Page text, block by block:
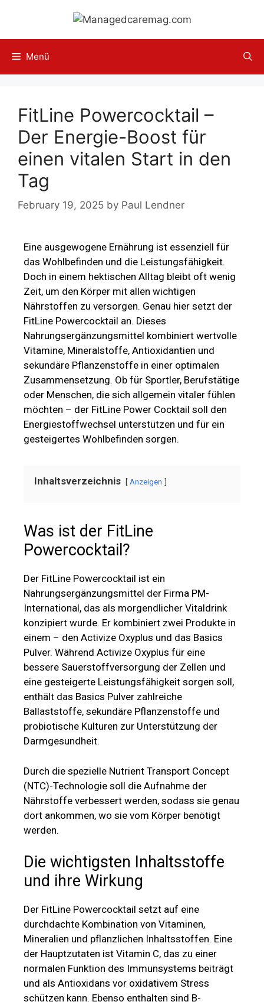
Menü
FitLine Powercocktail –
Der Energie-Boost für
einen vitalen Start in den
Tag
February 19, 2025 by Paul Lendner
Eine ausgewogene Ernährung ist essenziell für
das Wohlbefinden und die Leistungsfähigkeit.
Doch in einem hektischen Alltag bleibt oft wenig
Zeit, um den Körper mit allen wichtigen
Nährstoffen zu versorgen. Genau hier setzt der
FitLine Powercocktail an. Dieses
Nahrungsergänzungsmittel kombiniert wertvolle
Vitamine, Mineralstoffe, Antioxidantien und
sekundäre Pflanzenstoffe in einer optimalen
Zusammensetzung. Ob für Sportler, Berufstätige
oder Menschen, die sich allgemein vitaler fühlen
möchten – der FitLine Power Cocktail soll den
Energiestoffwechsel unterstützen und für ein
gesteigertes Wohlbefinden sorgen.
Inhaltsverzeichnis Anzeigen
Was ist der FitLine
Powercocktail?
Der FitLine Powercocktail ist ein
Nahrungsergänzungsmittel der Firma PM-
International, das als morgendlicher Vitaldrink
konzipiert wurde. Er kombiniert zwei Produkte in
einem – den Activize Oxyplus und das Basics
Pulver. Während Activize Oxyplus für eine
bessere Sauerstoffversorgung der Zellen und
eine gesteigerte Leistungsfähigkeit sorgen soll,
enthält das Basics Pulver zahlreiche
Ballaststoffe, sekundäre Pflanzenstoffe und
probiotische Kulturen zur Unterstützung der
Darmgesundheit.
Durch die spezielle Nutrient Transport Concept
(NTC)-Technologie soll die Aufnahme der
Nährstoffe verbessert werden, sodass sie genau
dort ankommen, wo sie vom Körper benötigt
werden.
Die wichtigsten Inhaltsstoffe
und ihre Wirkung
Der FitLine Powercocktail setzt auf eine
durchdachte Kombination von Vitaminen,
Mineralien und pflanzlichen Inhaltsstoffen. Eine
der Hauptzutaten ist Vitamin C, das zu einer
normalen Funktion des Immunsystems beiträgt
und als Antioxidans vor oxidativem Stress
schützen kann. Ebenso enthalten sind B-